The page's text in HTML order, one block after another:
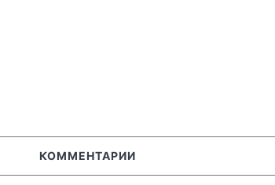
КОММЕНТАРИИ